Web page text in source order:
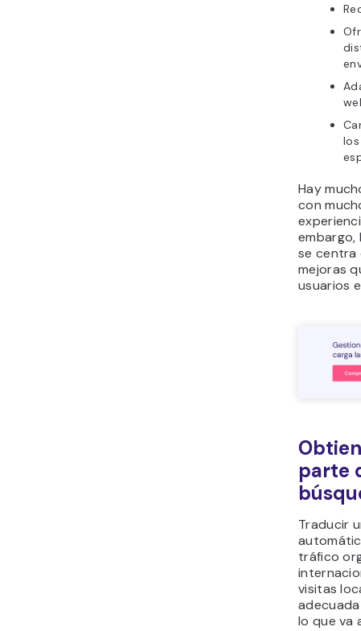
Hay
con
embargo,
se centra
mejoras
usuarios
parte
Traducir
tráfico
visitas
lo que va